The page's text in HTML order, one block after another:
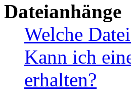
Dateianhänge
Welche
Kann ich
erhalten?